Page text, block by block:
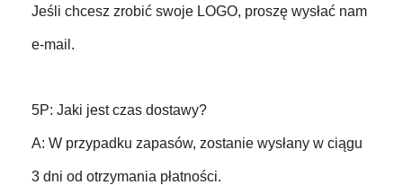
Jeśli chcesz zrobić swoje LOGO, proszę wysłać nam
e-mail.
5P: Jaki jest czas dostawy?
A: W przypadku zapasów, zostanie wysłany w ciągu
3 dni od otrzymania płatności.